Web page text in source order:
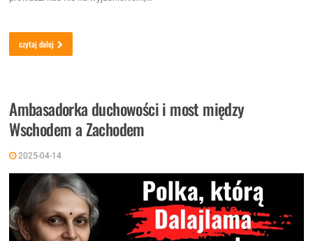
czytaj dalej
Ambasadorka duchowości i most między
Wschodem a Zachodem
2025-04-14